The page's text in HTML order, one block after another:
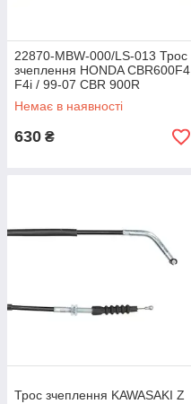
22870-MBW-000/LS-013 Трос
зчеплення HONDA CBR600F4
F4i / 99-07 CBR 900R
Немає в наявності
630 ₴
Трос зчеплення KAWASAKI Z